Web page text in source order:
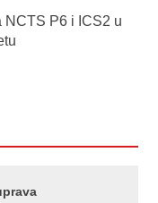
NCTS P6 i ICS2 u